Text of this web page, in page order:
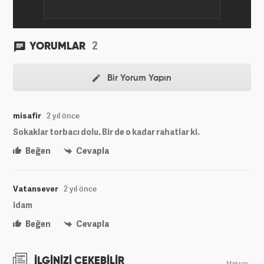
YORUMLAR 2
Bir Yorum Yapın
misafir 2 yıl önce
Sokaklar torbacı dolu. Bir de o kadar rahatlar ki.
Beğen
Cevapla
Vatansever 2 yıl önce
idam
Beğen
Cevapla
İLGİNİZİ ÇEKEBİLİR